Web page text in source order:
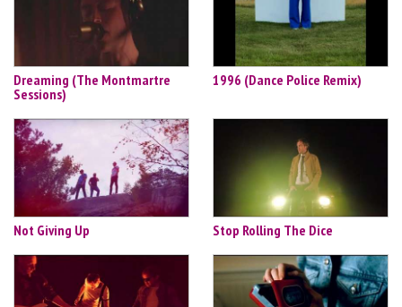
Dreaming (The Montmartre
Sessions)
1996 (Dance Police Remix)
Not Giving Up Stop Rolling The Dice